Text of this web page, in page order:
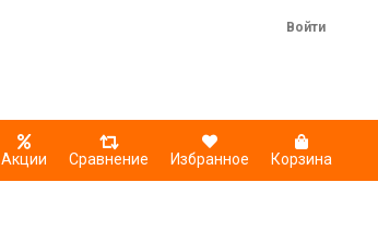
Войти
Акции Сравнение Избранное Корзина